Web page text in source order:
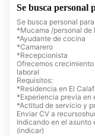
Se busca personal
Se busca personal
*Mucama /personal de
*Ayudante de cocina
*Camarero
*Recepcionista
Ofrecemos
laboral
Requisitos:
*Residencia en El
*Experiencia previa en
*Actitud de servicio y
Enviar CV a
Indicando en el asunto
(indicar)